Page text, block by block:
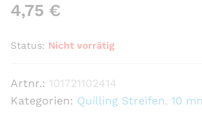
4,75 €
Status: Nicht vorrätig
Artnr.: 101721102414
Kategorien: Quilling Streifen, 10